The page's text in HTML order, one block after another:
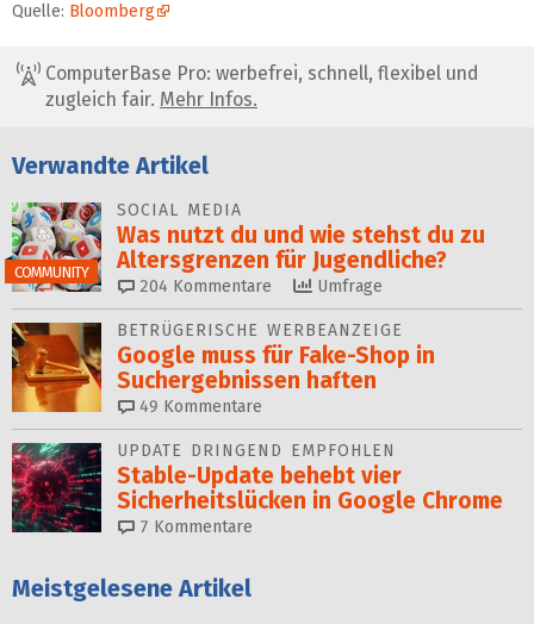
Quelle: Bloomberg
ComputerBase Pro: werbefrei, schnell, flexibel und
zugleich fair. Mehr Infos.
Verwandte Artikel
COMMUNITY
SOCIAL MEDIA
Was nutzt du und wie stehst du zu
Alters­grenzen für Jugendliche?
204 Kommentare Umfrage
BETRÜGERISCHE WERBEANZEIGE
Google muss für Fake-Shop in
Suchergebnissen haften
49 Kommentare
UPDATE DRINGEND EMPFOHLEN
Stable-Update behebt vier
Sicherheitslücken in Google Chrome
7 Kommentare
Meistgelesene Artikel